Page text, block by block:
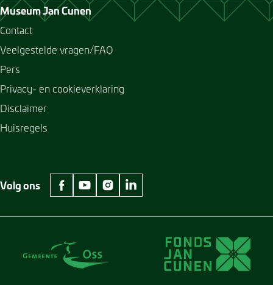
Museum Jan Cunen
Contact
Veelgestelde vragen/FAQ
Pers
Privacy- en cookieverklaring
Disclaimer
Huisregels
Volg ons
facebook Museum Jan Cunen
youtube Museum Jan Cunen
instagram Museum Jan Cunen
linkedin Museum Jan Cunen